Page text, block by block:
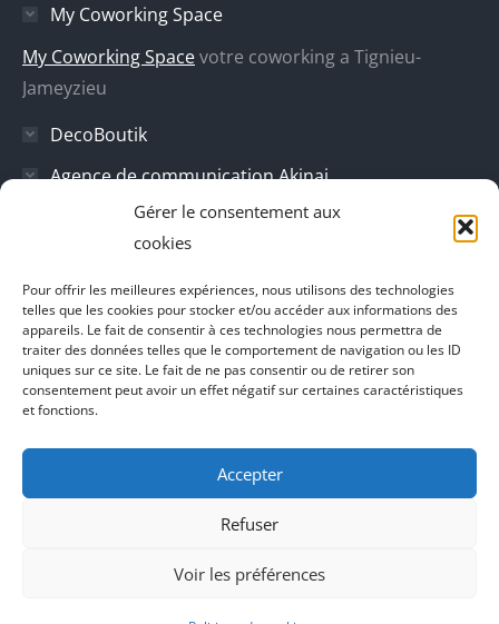
Gérer le consentement aux
cookies
Pour offrir les meilleures expériences, nous utilisons des technologies
telles que les cookies pour stocker et/ou accéder aux informations des
appareils. Le fait de consentir à ces technologies nous permettra de
traiter des données telles que le comportement de navigation ou les ID
uniques sur ce site. Le fait de ne pas consentir ou de retirer son
consentement peut avoir un effet négatif sur certaines caractéristiques
et fonctions.
Accepter
Refuser
Voir les préférences
dans
une
nouvelle
dans
une
nouvelle
dans
une
nouvelle
dans
une
My Coworking Space
My Coworking Spacevotre coworking a Tignieu-
Jameyzieu
DecoBoutik
Agence de communication Akinai
Place Du Dauphine
L'instant Ki
Il parlent de vous